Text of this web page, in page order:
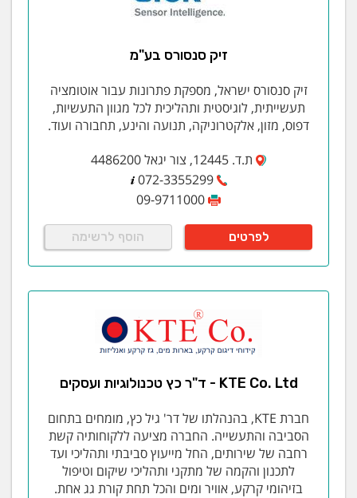
זיק סנסורס בע"מ
זיק סנסורס ישראל, מספקת פתרונות עבור אוטומציה
תעשייתית, לוגיסטית ותהליכית לכל מגוון התעשיות,
דפוס, מזון, אלקטרוניקה, תנועה והינע, תחבורה ועוד.
ת.ד. 12445, צור יגאל 4486200
072-3355299
09-9711000
לפרטים הוסף לרשימה
KTE Co. Ltd - ד"ר כץ טכנולוגיות ועסקים
חברת KTE, בהנהלתו של דר' גיל כץ, מומחים בתחום
הסביבה והתעשייה. החברה מציעה ללקוחותיה קשת
רחבה של שירותים, החל מייעוץ סביבתי ותהליכי ועד
לתכנון והקמה של מתקני ותהליכי שיקום וטיפול
בזיהומי קרקע, אוויר ומים והכל תחת קורת גג אחת.